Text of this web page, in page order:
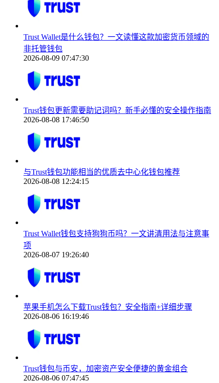
Trust Wallet是什么钱包？一文读懂这款加密货币领域的
非托管钱包
2026-08-09 07:47:30
Trust钱包更新需要助记词吗？新手必懂的安全操作指南
2026-08-08 17:46:50
与Trust钱包功能相当的优质去中心化钱包推荐
2026-08-08 12:24:15
Trust Wallet钱包支持狗狗币吗？一文讲清用法与注意事
项
2026-08-07 19:26:40
苹果手机怎么下载Trust钱包？安全指南+详细步骤
2026-08-06 16:19:46
Trust钱包与币安，加密资产安全便捷的黄金组合
2026-08-06 07:47:45